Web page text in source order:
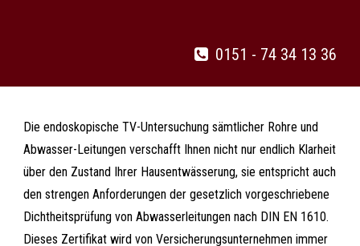
0151 - 74 34 13 36
Die endoskopische TV-Untersuchung sämtlicher Rohre und
Abwasser-Leitungen verschafft Ihnen nicht nur endlich Klarheit
über den Zustand Ihrer Hausentwässerung, sie entspricht auch
den strengen Anforderungen der gesetzlich vorgeschriebene
Dichtheitsprüfung von Abwasserleitungen nach DIN EN 1610.
Dieses Zertifikat wird von Versicherungsunternehmen immer